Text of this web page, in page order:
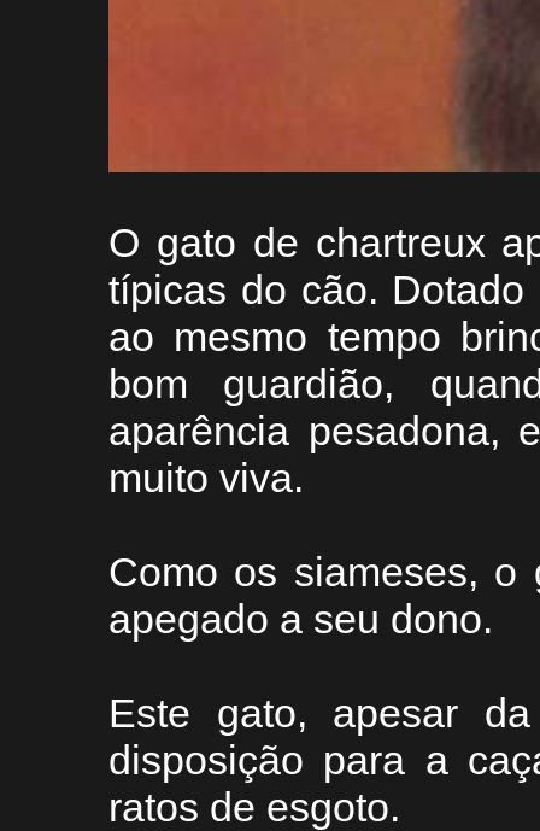
O gato de chartreux
típicas do cão.
ao mesmo tempo
bom guardião,
aparência pesadona,
muito viva.
Como os siameses, o
apegado a seu dono.
Este gato, apesar
disposição para a
ratos de esgoto.